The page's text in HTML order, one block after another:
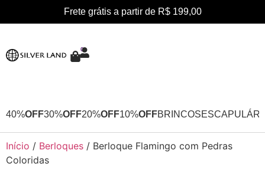
Frete grátis a partir de R$ 199,00
0
40%OFF30%OFF20%OFF10%OFFBRINCOS
Início / Berloques / Berloque Flamingo com Pedras
Coloridas